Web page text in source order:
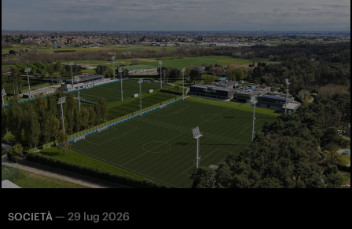
SOCIETÀ — 29 lug 2026